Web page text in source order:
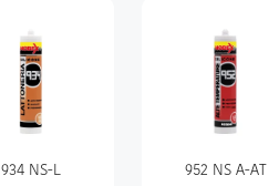
934 NS-L 952 NS A-AT